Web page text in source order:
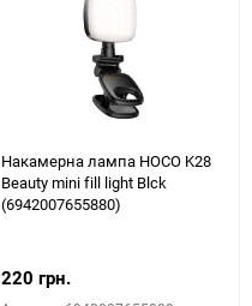
Накамерна лампа HOCO K28
Beauty mini fill light Blck
(6942007655880)
220 грн.